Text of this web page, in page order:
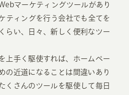
マーケティングツールがあり
ティングを行う会社でも全てを
らい、日々、新しく便利なツー
上手く駆使すれば、ホームペー
の近道になることは間違いあり
くさんのツールを駆使して毎日